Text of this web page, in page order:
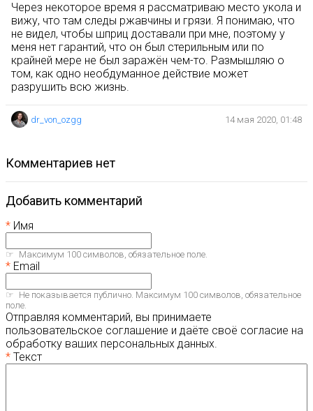
Через некоторое время я рассматриваю место укола и
вижу, что там следы ржавчины и грязи. Я понимаю, что
не видел, чтобы шприц доставали при мне, поэтому у
меня нет гарантий, что он был стерильным или по
крайней мере не был заражён чем-то. Размышляю о
том, как одно необдуманное действие может
разрушить всю жизнь.
dr_von_ozgg 14 мая 2020, 01:48
комментариев нет
Добавить комментарий
Имя
Максимум 100 символов, обязательное поле.
Email
Не показывается публично. Максимум 100 символов, обязательное
поле.
Отправляя комментарий, вы принимаете
пользовательское соглашение и даёте своё согласие на
обработку ваших персональных данных.
Текст